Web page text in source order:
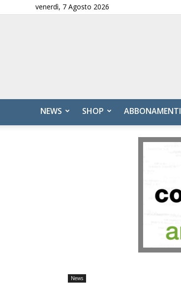
venerdì, 7 Agosto 2026
NEWS SHOP ABBONAMENTI
News